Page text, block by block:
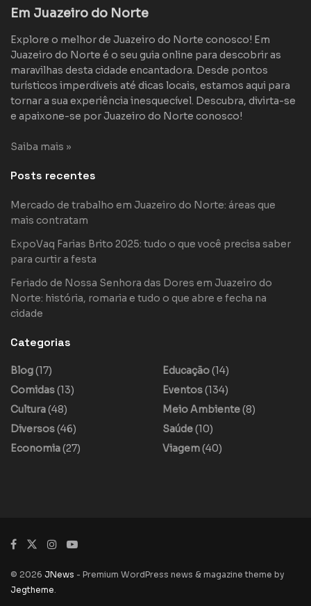
Em Juazeiro do Norte
Explore o melhor de Juazeiro do Norte conosco! Em
Juazeiro do Norte é o seu guia online para descobrir as
maravilhas desta cidade encantadora. Desde pontos
turísticos imperdíveis até dicas locais, estamos aqui para
tornar a sua experiência inesquecível. Descubra, divirta-se
e apaixone-se por Juazeiro do Norte conosco!
Saiba mais »
Posts recentes
Mercado de trabalho em Juazeiro do Norte: áreas que
mais contratam
ExpoVaq Farias Brito 2025: tudo o que você precisa saber
para curtir a festa
Feriado de Nossa Senhora das Dores em Juazeiro do
Norte: história, romaria e tudo o que abre e fecha na
cidade
Categorias
Blog(17)
Comidas(13)
Cultura(48)
Diversos(46)
Economia(27)
Educação(14)
Eventos(134)
Meio Ambiente(8)
Saúde(10)
Viagem(40)
© 2026 JNews - Premium WordPress news & magazine theme by
Jegtheme.